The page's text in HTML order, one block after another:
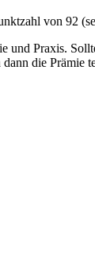
von 92
Praxis.
die Prämie